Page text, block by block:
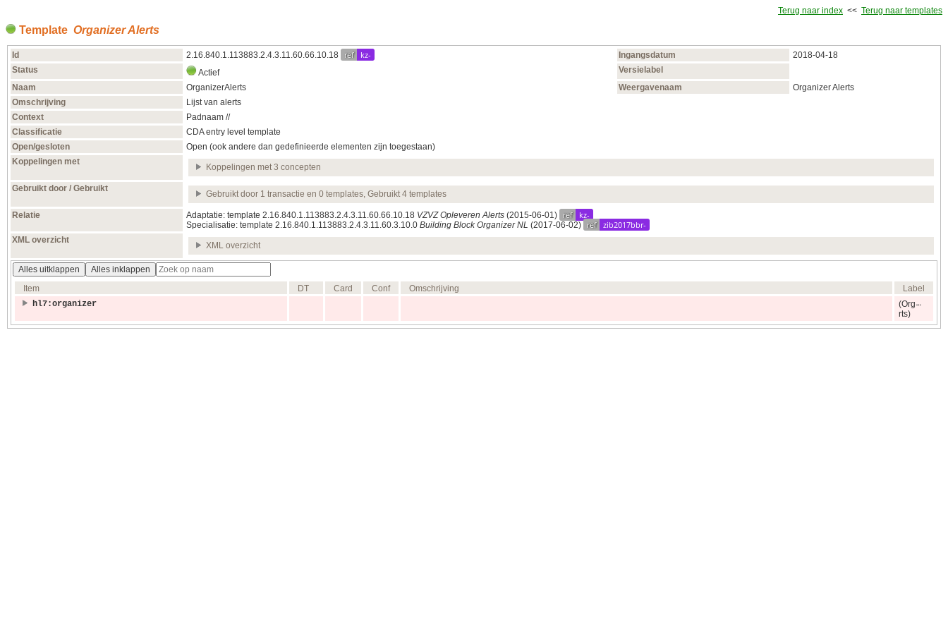
Terug naar index << Terug naar templates
Template Organizer Alerts
Id 2.16.840.1.113883.2.4.3.11.60.66.10.18 ref kz- Ingangsdatum
2018‑04‑18
Status
Actief
Versielabel
Naam
OrganizerAlerts Weergavenaam
Organizer Alerts
Omschrijving
Lijst van alerts
Context
Padnaam //
Classificatie
CDA entry level template
Open/gesloten
Open (ook andere dan gedefinieerde elementen zijn toegestaan)
Koppelingen met
Koppelingen met 3 concepten
Gebruikt door / Gebruikt
Gebruikt door 1 transactie en 0 templates, Gebruikt 4 templates
Relatie Adaptatie: template 2.16.840.1.113883.2.4.3.11.60.66.10.18 VZVZ Opleveren Alerts (2015‑06‑01) ref kz-
Specialisatie: template 2.16.840.1.113883.2.4.3.11.60.3.10.0 Building Block Organizer NL (2017‑06‑02) ref zib2017bbr-
XML overzicht
XML overzicht
Alles uitklappen
Alles inklappen
Item
DT Card Conf Omschrijving
Label
hl7:organizer
(Org
rts)